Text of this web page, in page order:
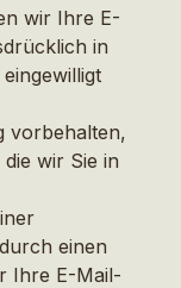
wir Ihre E-
in
vorbehalten,
wir Sie in
einen
Ihre E-Mail-